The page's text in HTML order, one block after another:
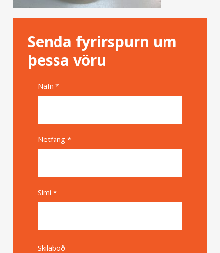
Senda fyrirspurn um
þessa vöru
Nafn *
Netfang *
Sími *
Skilaboð